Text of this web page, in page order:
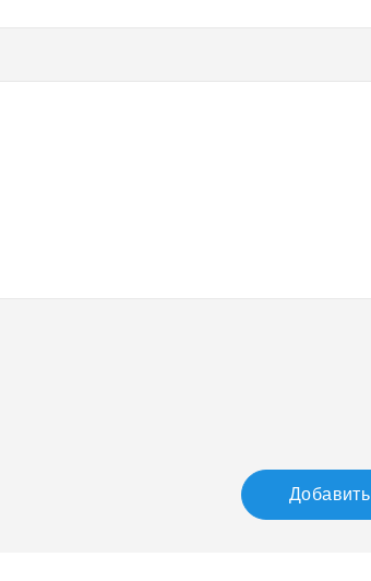
Добавить